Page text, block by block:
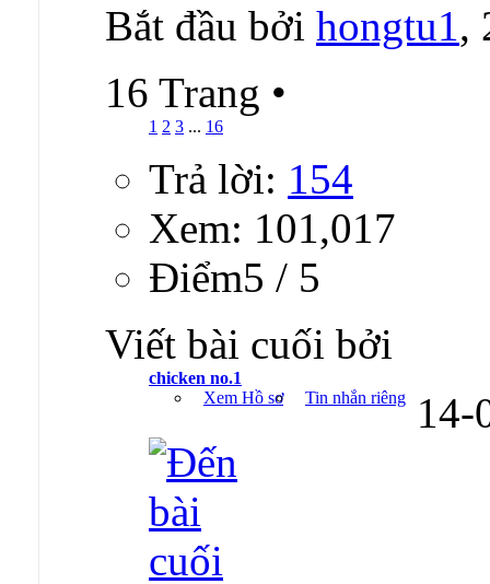
Bắt đầu bởi hongtu1,
16 Trang •
1 2 3 ... 16
Trả lời: 154
Xem: 101,017
Ðiểm5 / 5
Viết bài cuối bởi
chicken no.1
Xem Hồ sơ
Tin nhắn riêng